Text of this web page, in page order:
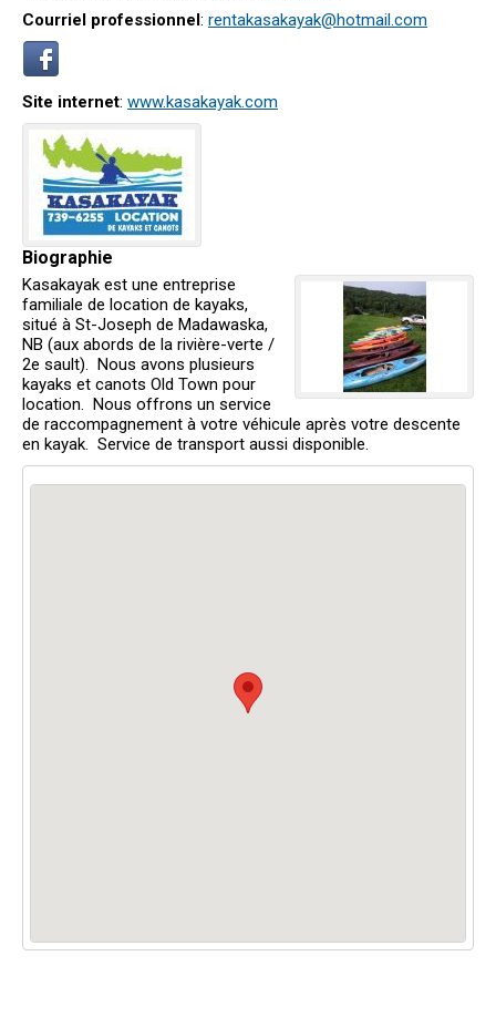
Courriel professionnel: rentakasakayak@hotmail.com
Site internet: www.kasakayak.com
Biographie
Kasakayak est une entreprise
familiale de location de kayaks,
situé à St-Joseph de Madawaska,
NB (aux abords de la rivière-verte /
2e sault). Nous avons plusieurs
kayaks et canots Old Town pour
location. Nous offrons un service
de raccompagnement à votre véhicule après votre descente
en kayak. Service de transport aussi disponible.